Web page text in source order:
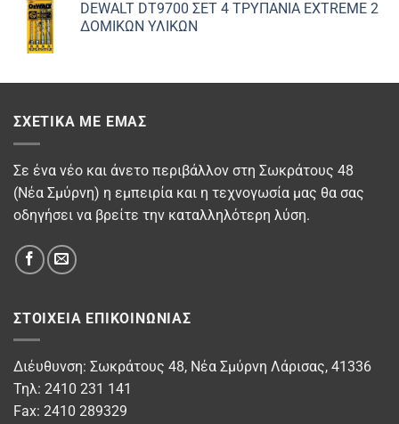
DEWALT DT9700 ΣET 4 ΤΡΥΠΑΝΙΑ EXTREME 2
ΔΟΜΙΚΩΝ ΥΛΙΚΩΝ
ΣΧΕΤΙΚΆ ΜΕ ΕΜΆΣ
Σε ένα νέο και άνετο περιβάλλον στη Σωκράτους 48
(Νέα Σμύρνη) η εμπειρία και η τεχνογωσία μας θα σας
οδηγήσει να βρείτε την καταλληλότερη λύση.
ΣΤΟΙΧΕΊΑ ΕΠΙΚΟΙΝΩΝΊΑΣ
Διέυθυνση: Σωκράτους 48, Νέα Σμύρνη Λάρισας, 41336
Τηλ: 2410 231 141
Fax: 2410 289329